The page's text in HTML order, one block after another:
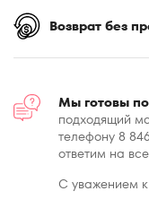
200x195
200x200
Возврат без
Мы готовы
подходящий
телефону 8
ответим на
С уважением